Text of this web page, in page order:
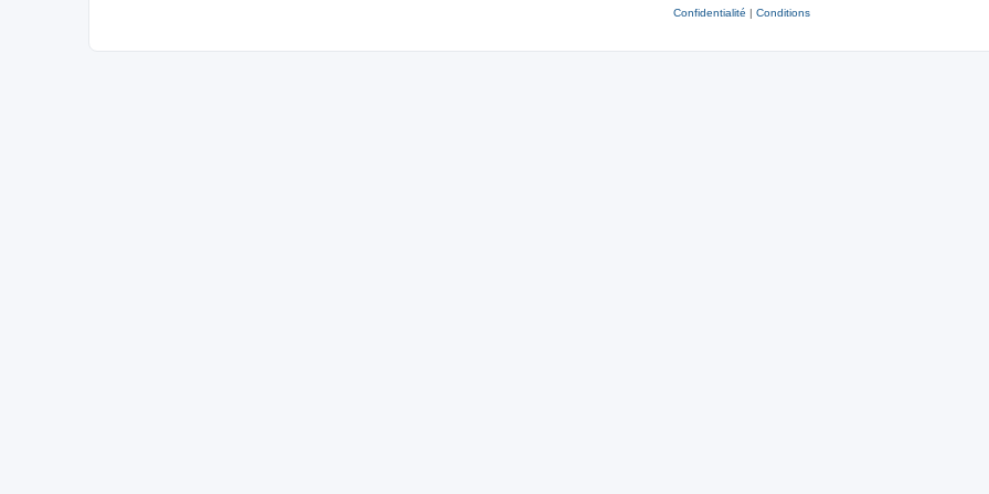
Confidentialité | Conditions